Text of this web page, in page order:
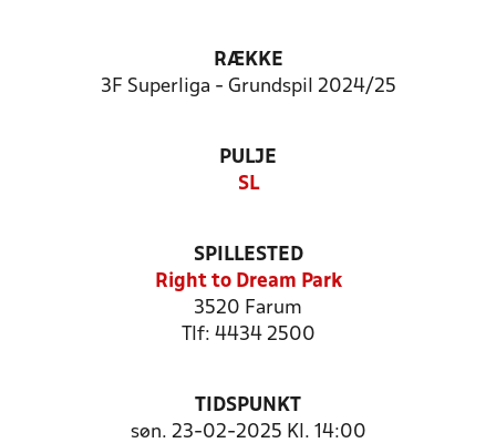
RÆKKE
3F Superliga - Grundspil 2024/25
PULJE
SL
SPILLESTED
Right to Dream Park
3520 Farum
Tlf: 4434 2500
TIDSPUNKT
søn. 23-02-2025 Kl. 14:00